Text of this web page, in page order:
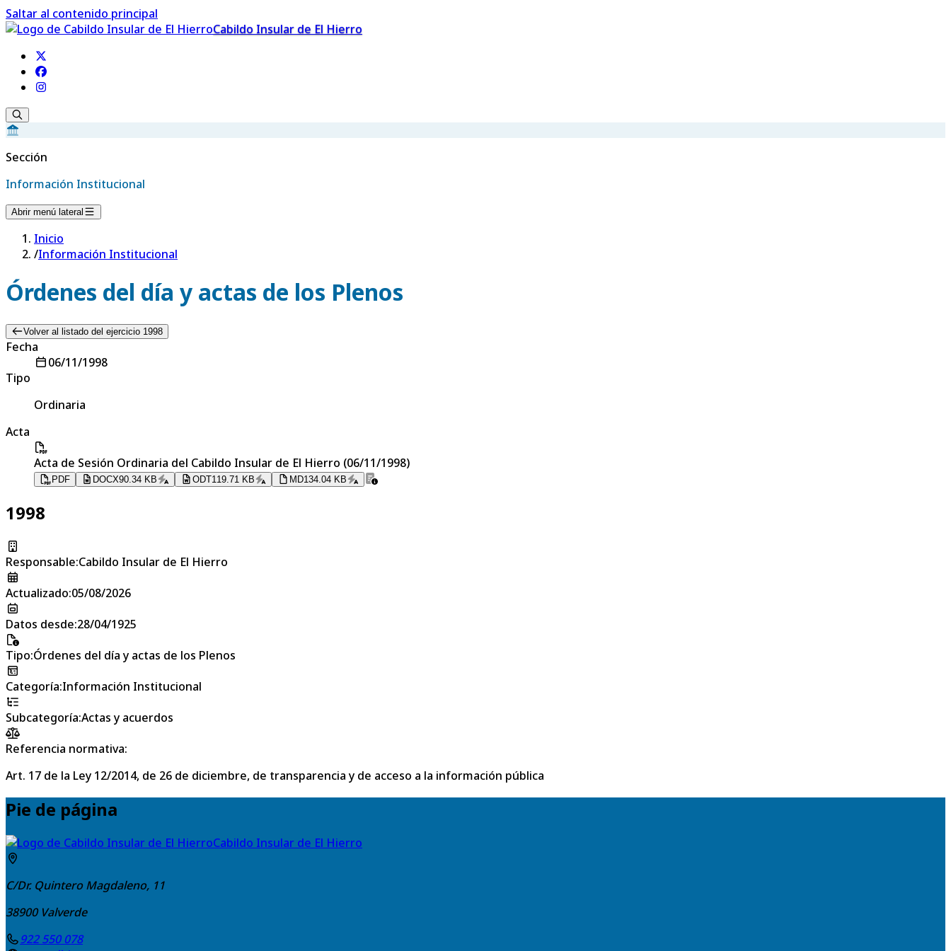
Saltar al contenido principal
Cabildo Insular de El Hierro
Sección
Información Institucional
Abrir menú lateral
Inicio
/Información Institucional
Órdenes del día y actas de los Plenos
Volver al listado del ejercicio 1998
Fecha
06/11/1998
Tipo
Ordinaria
Acta
Acta de Sesión Ordinaria del Cabildo Insular de El Hierro (06/11/1998)
PDF DOCX90.34 KB ODT119.71 KB MD134.04 KB
1998
Responsable:Cabildo Insular de El Hierro
Actualizado:05/08/2026
Datos desde:28/04/1925
Tipo:Órdenes del día y actas de los Plenos
Categoría:Información Institucional
Subcategoría:Actas y acuerdos
Referencia normativa:
Art. 17 de la Ley 12/2014, de 26 de diciembre, de transparencia y de acceso a la información pública
Pie de página
Cabildo Insular de El Hierro
C/Dr. Quintero Magdaleno, 11
38900 Valverde
922 550 078